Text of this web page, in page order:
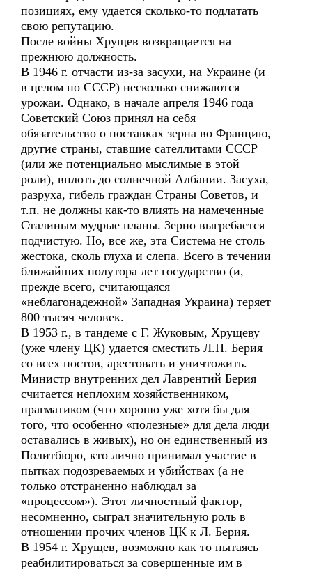
позициях, ему удается сколько-то подлатать
свою репутацию.
После войны Хрущев возвращается на
прежнюю должность.
В 1946 г. отчасти из-за засухи, на Украине (и
в целом по СССР) несколько снижаются
урожаи. Однако, в начале апреля 1946 года
Советский Союз принял на себя
обязательство о поставках зерна во Францию,
другие страны, ставшие сателлитами СССР
(или же потенциально мыслимые в этой
роли), вплоть до солнечной Албании. Засуха,
разруха, гибель граждан Страны Советов, и
т.п. не должны как-то влиять на намеченные
Сталиным мудрые планы. Зерно выгребается
подчистую. Но, все же, эта Система не столь
жестока, сколь глуха и слепа. Всего в течении
ближайших полутора лет государство (и,
прежде всего, считающаяся
«неблагонадежной» Западная Украина) теряет
800 тысяч человек.
В 1953 г., в тандеме с Г. Жуковым, Хрущеву
(уже члену ЦК) удается сместить Л.П. Берия
со всех постов, арестовать и уничтожить.
Министр внутренних дел Лаврентий Берия
считается неплохим хозяйственником,
прагматиком (что хорошо уже хотя бы для
того, что особенно «полезные» для дела люди
оставались в живых), но он единственный из
Политбюро, кто лично принимал участие в
пытках подозреваемых и убийствах (а не
только отстраненно наблюдал за
«процессом»). Этот личностный фактор,
несомненно, сыграл значительную роль в
отношении прочих членов ЦК к Л. Берия.
В 1954 г. Хрущев, возможно как то пытаясь
реабилитироваться за совершенные им в